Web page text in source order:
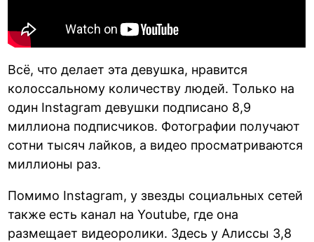
Всё, что делает эта девушка, нравится
колоссальному количеству людей. Только на
один Instagram девушки подписано 8,9
миллиона подписчиков. Фотографии получают
сотни тысяч лайков, а видео просматриваются
миллионы раз.
Помимо Instagram, у звезды социальных сетей
также есть канал на Youtube, где она
размещает видеоролики. Здесь у Алиссы 3,8